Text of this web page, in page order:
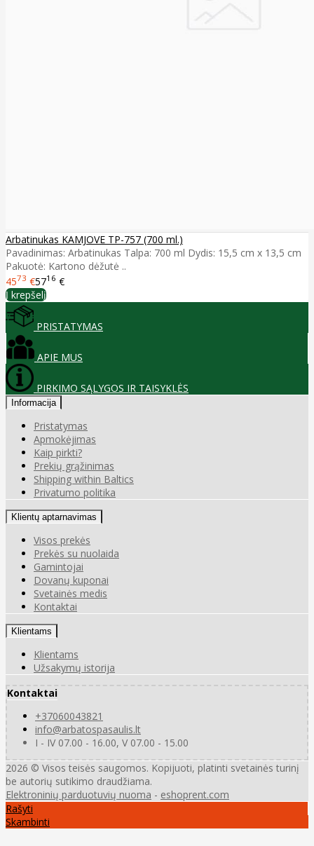
Arbatinukas KAMJOVE TP-757 (700 ml.)
Pavadinimas: Arbatinukas Talpa: 700 ml Dydis: 15,5 cm x 13,5 cm
Pakuotė: Kartono dėžutė ..
4573 €5716 €
Į krepšelį
PRISTATYMAS
APIE MUS
PIRKIMO SĄLYGOS IR TAISYKLĖS
Informacija
Pristatymas
Apmokėjimas
Kaip pirkti?
Prekių grąžinimas
Shipping within Baltics
Privatumo politika
Klientų aptarnavimas
Visos prekės
Prekės su nuolaida
Gamintojai
Dovanų kuponai
Svetainės medis
Kontaktai
Klientams
Klientams
Užsakymų istorija
Kontaktai
+37060043821
info@arbatospasaulis.lt
I - IV 07.00 - 16.00, V 07.00 - 15.00
2026 © Visos teisės saugomos. Kopijuoti, platinti svetainės turinį
be autorių sutikimo draudžiama.
Elektroninių parduotuvių nuoma - eshoprent.com
Rašyti
Skambinti